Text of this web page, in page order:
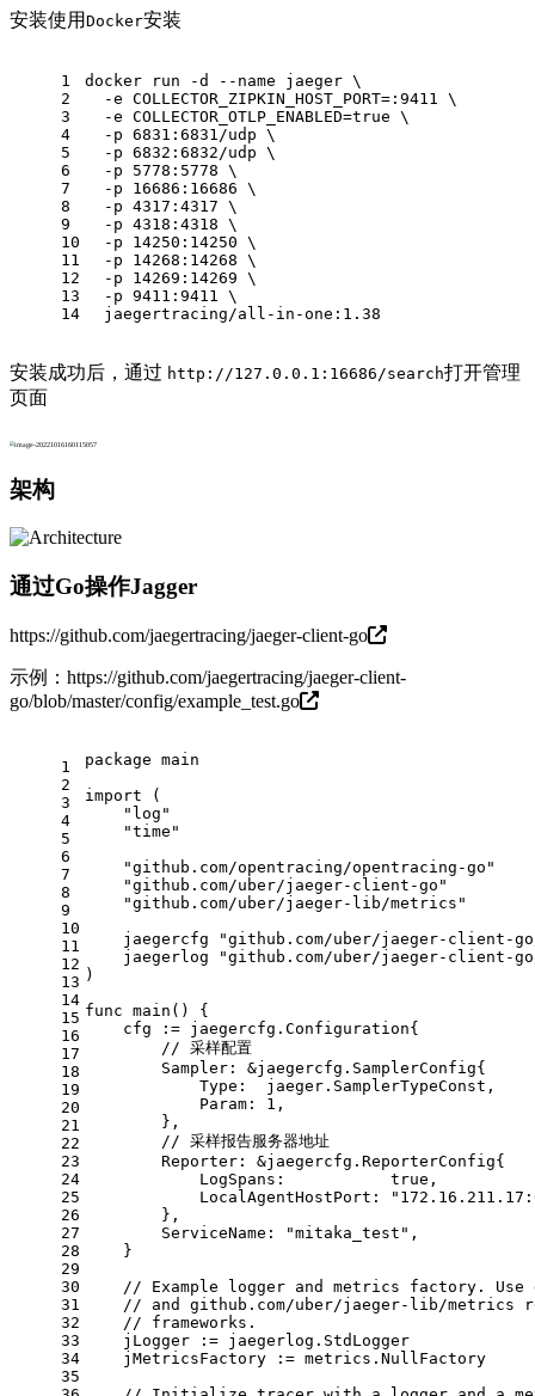
安装使用 Docker安装
1
2
3
4
5
6
7
8
9
10
11
12
13
14
docker run -d --name jaeger \
  -e COLLECTOR_ZIPKIN_HOST_PORT=:9411 \
  -e COLLECTOR_OTLP_ENABLED=true \
  -p 6831:6831/udp \
  -p 6832:6832/udp \
  -p 5778:5778 \
  -p 16686:16686 \
  -p 4317:4317 \
  -p 4318:4318 \
  -p 14250:14250 \
  -p 14268:14268 \
  -p 14269:14269 \
  -p 9411:9411 \
  jaegertracing/all-in-one:1.38
安装成功后，通过 http://127.0.0.1:16686/search打开管理
页面
架构
通过Go操作Jagger
https://github.com/jaegertracing/jaeger-client-go
示例： https://github.com/jaegertracing/jaeger-client-
go/blob/master/config/example_test.go
1
2
3
4
5
6
7
8
9
10
11
12
13
14
15
16
17
18
19
20
21
22
23
24
25
26
27
28
29
30
31
32
33
34
35
package main
import (
"log"
"time"
"github.com/opentracing/opentracing-go"
"github.com/uber/jaeger-client-go"
"github.com/uber/jaeger-lib/metrics"
    jaegercfg
"github.com/uber/jaeger-client-
    jaegerlog
"github.com/uber/jaeger-client-
)
func main ()
{
    cfg := jaegercfg.Configuration{
// 采样配置
        Sampler: &jaegercfg.SamplerConfig{
            Type:  jaeger.SamplerTypeConst,
            Param:
1 ,
        },
// 采样报告服务器地址
        Reporter: &jaegercfg.ReporterConfig{
            LogSpans:
true ,
            LocalAgentHostPort:
        },
        ServiceName:
"mitaka_test" ,
    }
// Example logger and metrics factory.
// and github.com/uber/jaeger-lib/metrics
// frameworks.
    jLogger := jaegerlog.StdLogger
    jMetricsFactory := metrics.NullFactory